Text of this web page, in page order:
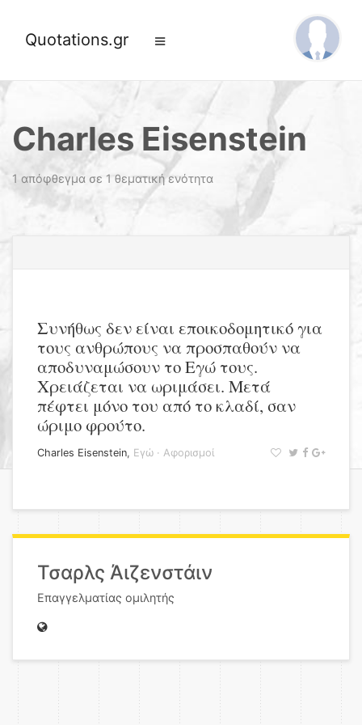
Quotations.gr
Charles Eisenstein
1 απόφθεγμα σε 1 θεματική ενότητα
Συνήθως δεν είναι εποικοδομητικό για
τους ανθρώπους να προσπαθούν να
αποδυναμώσουν το Εγώ τους.
Χρειάζεται να ωριμάσει. Μετά
πέφτει μόνο του από το κλαδί, σαν
ώριμο φρούτο.
Charles Eisenstein, Εγώ · Αφορισμοί
Τσαρλς Άιζενστάιν
Επαγγελματίας ομιλητής